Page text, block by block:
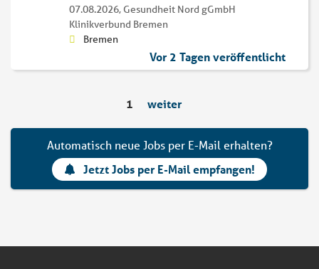
07.08.2026, Gesundheit Nord gGmbH
Klinikverbund Bremen
Bremen
Vor 2 Tagen veröffentlicht
1 weiter
Automatisch neue Jobs per E-Mail erhalten?
Jetzt Jobs per E-Mail empfangen!